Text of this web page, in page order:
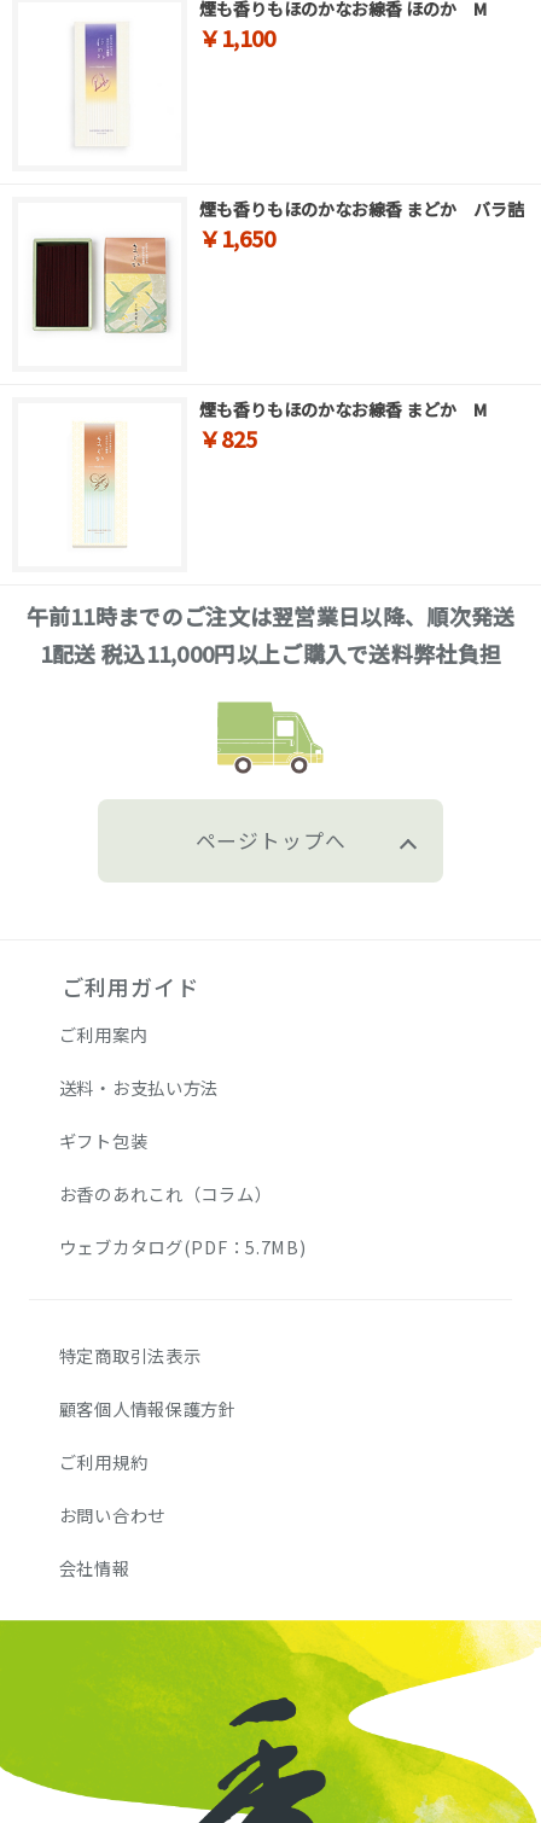
煙も香りもほのかなお線香 ほのか M
￥1,100
煙も香りもほのかなお線香 まどか バラ詰
￥1,650
煙も香りもほのかなお線香 まどか M
￥825
午前11時までのご注文は翌営業日以降、順次発送
1配送 税込11,000円以上ご購入で送料弊社負担
ページトップへ
ご利用ガイド
ご利用案内
送料・お支払い方法
ギフト包装
お香のあれこれ（コラム）
ウェブカタログ(PDF：5.7MB)
特定商取引法表示
顧客個人情報保護方針
ご利用規約
お問い合わせ
会社情報